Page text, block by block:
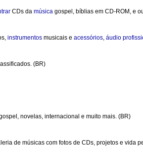
CDs da música gospel, bíblias em CD-ROM, e
instrumentos musicais e acessórios, áudio
(BR)
novelas, internacional e muito mais. (BR)
de músicas com fotos de CDs, projetos e vida